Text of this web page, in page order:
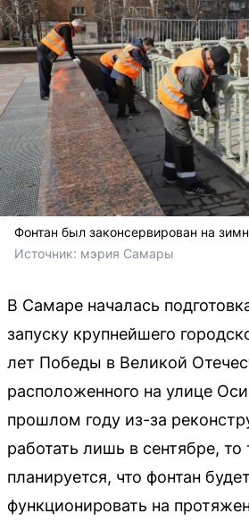
Фонтан был законсервирован на
Источник: мэрия Самары
В Самаре началась
запуску крупнейшего
лет Победы в Великой
расположенного на улице
прошлом году из-за
работать лишь в сентябре, то
планируется, что фонтан будет
функционировать на